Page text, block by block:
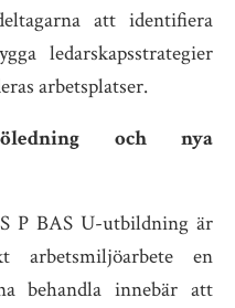
att identifiera
ledarskapsstrategier
arbetsplatser.
och nya
P BAS U-utbildning är
arbetsmiljöarbete en
behandla innebär att